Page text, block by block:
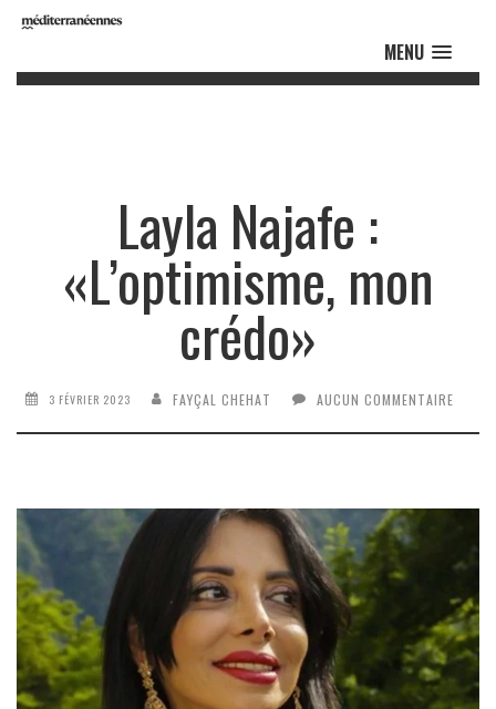
MENU
Layla Najafe :
«L’optimisme, mon
crédo»
3 FÉVRIER 2023 FAYÇAL CHEHAT AUCUN COMMENTAIRE